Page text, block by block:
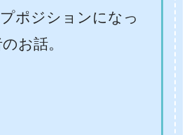
ポジションになっ
お話。